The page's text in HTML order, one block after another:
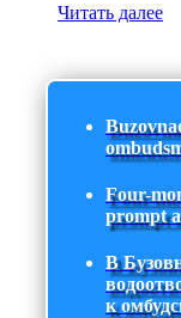
Читать далее
Four-
prompt
В
к